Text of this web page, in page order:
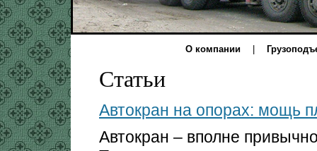
О компании
Статьи
Автокран на опорах: мощь
Автокран – вполне